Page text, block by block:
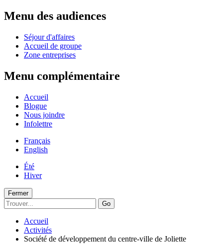
Menu des audiences
Séjour d'affaires
Accueil de groupe
Zone entreprises
Menu complémentaire
Accueil
Blogue
Nous joindre
Infolettre
Français
English
Été
Hiver
Fermer
Go
Accueil
Activités
Société de développement du centre-ville de Joliette